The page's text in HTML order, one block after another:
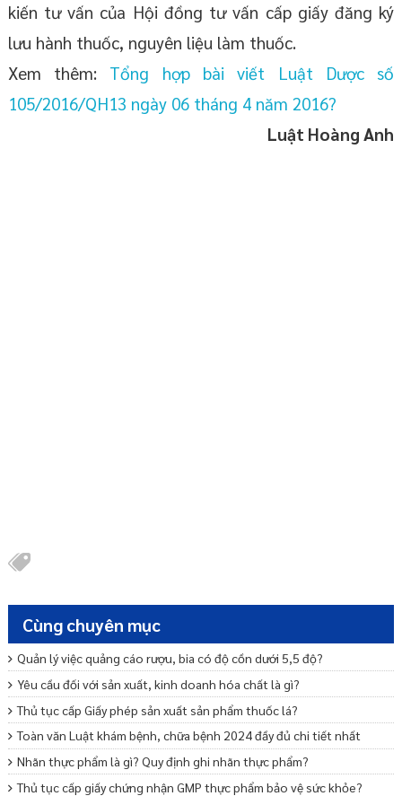
kiến tư vấn của Hội đồng tư vấn cấp giấy đăng ký
lưu hành thuốc, nguyên liệu làm thuốc.
Xem thêm: Tổng hợp bài viết Luật Dược số
105/2016/QH13 ngày 06 tháng 4 năm 2016?
Luật Hoàng Anh
Cùng chuyên mục
Quản lý việc quảng cáo rượu, bia có độ cồn dưới 5,5 độ?
Yêu cầu đối với sản xuất, kinh doanh hóa chất là gì?
Thủ tục cấp Giấy phép sản xuất sản phẩm thuốc lá?
Toàn văn Luật khám bệnh, chữa bệnh 2024 đầy đủ chi tiết nhất
Nhãn thực phẩm là gì? Quy định ghi nhãn thực phẩm?
Thủ tục cấp giấy chứng nhận GMP thực phẩm bảo vệ sức khỏe?